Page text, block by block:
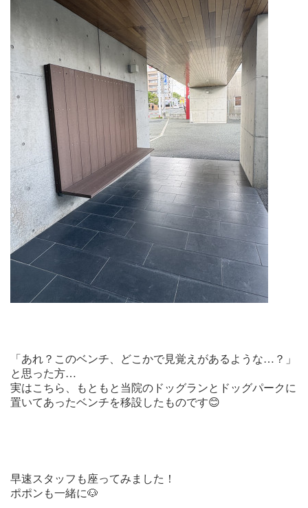
「あれ？このベンチ、どこかで見覚えがあるような…？」
と思った方…
実はこちら、もともと当院のドッグランとドッグパークに
置いてあったベンチを移設したものです😊
早速スタッフも座ってみました！
ポポンも一緒に🐶